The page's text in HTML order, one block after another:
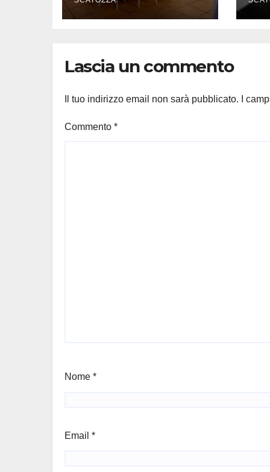
della vite per le
connessioni
Lascia un commento
Il tuo indirizzo email non sarà pubblicato. I
Commento *
Nome *
Email *